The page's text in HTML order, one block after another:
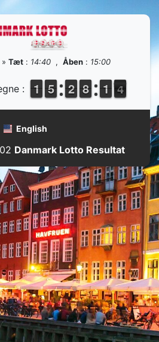
Tæt : 14:40 , Åben : 15:00
: 1
1
1
1 4
4
5
5 1
1
2
2 7
7
8
8 1
1
1
1 4
3
3
English
Danmark Lotto Resultat